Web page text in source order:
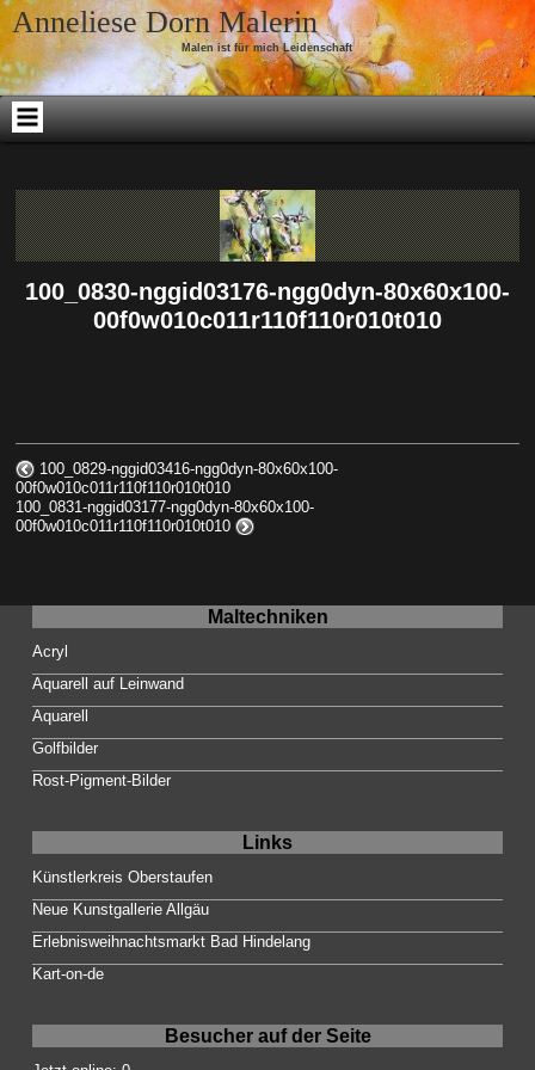
Skip to content
Anneliese Dorn Malerin
Malen ist für mich Leidenschaft
100_0830-nggid03176-ngg0dyn-80x60x100-
00f0w010c011r110f110r010t010
100_0829-nggid03416-ngg0dyn-80x60x100-
00f0w010c011r110f110r010t010
100_0831-nggid03177-ngg0dyn-80x60x100-
00f0w010c011r110f110r010t010
Maltechniken
Acryl
Aquarell auf Leinwand
Aquarell
Golfbilder
Rost-Pigment-Bilder
Links
Künstlerkreis Oberstaufen
Neue Kunstgallerie Allgäu
Erlebnisweihnachtsmarkt Bad Hindelang
Kart-on-de
Besucher auf der Seite